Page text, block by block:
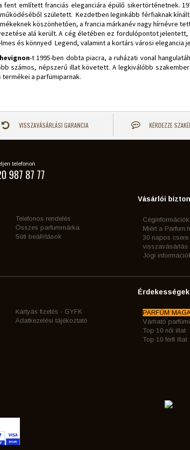
említett franciás eleganciára épülő sikertörténetnek.
született. Kezdetben leginkább férfiaknak
köszönhetően, a francia márkanév nagy hírnévre
alá került. A cég életében ez fordulópontot
és könnyed Legend, valamint a kortárs városi elegancia
-t 1995-ben dobta piacra, a ruházati vonal
számos, népszerű illat követett. A legkiválóbb
a parfümiparnak.
VISSZAVÁSÁRLÁSI GARANCIA KÉRDEZZE
telefonon
987 87 77
Telefonos rendelés
Összes parfummárka
Süti beállítások
Vásárlói
Céginformációk
Miért a
30 napos csere
visszavásárlás
Jogi
Kártyás fizetés - GYFK
Adatkezelési tájékoztató
Érdekességek
PARFÜM
Várható
Top 10 női illat
Top 10 férfi illat